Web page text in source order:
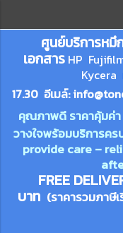
ศูนย์บริการห
เอกสาร HP
Kycera
17.30 อีเมล์:
คุณภาพดี ราคาคุ้มค่
วางใจพร้อมบริการคร
provide care –
FREE
บาท (ราคารวมภาษี